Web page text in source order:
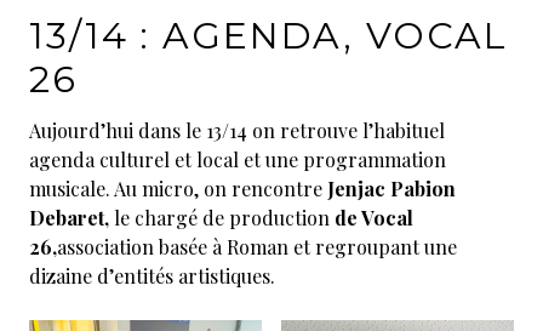
13/14 : AGENDA, VOCAL
26
Aujourd’hui dans le 13/14 on retrouve l’habituel
agenda culturel et local et une programmation
musicale. Au micro, on rencontre Jenjac Pabion
Debaret, le chargé de production de Vocal
26,association basée à Roman et regroupant une
dizaine d’entités artistiques.